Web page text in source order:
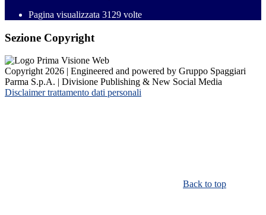
Pagina visualizzata 3129 volte
Sezione Copyright
Copyright 2026 | Engineered and powered by Gruppo Spaggiari
Parma S.p.A. | Divisione Publishing & New Social Media
Disclaimer trattamento dati personali
Back to top